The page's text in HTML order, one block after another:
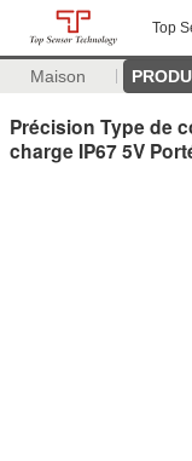
Top
Maison
Précision Type de
charge IP67 5V